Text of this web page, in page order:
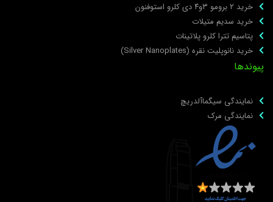
خرید ۲ برومو ۳و۴ دی‌ کلرو استوفنون
خرید سدیم متیلات
پتاسیم تترا کلرو پلاتینات
خرید نانوپلیت نقره (Silver Nanoplates)
نمایندگی سیگماآلدریچ
نمایندگی مرک